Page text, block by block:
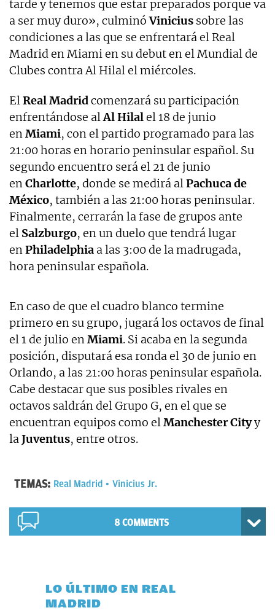
tarde y tenemos que estar preparados porque va
a ser muy duro», culminóVinicius sobre las
condiciones a las que se enfrentará el Real
Madrid en Miami en su debut en el Mundial de
Clubes contra Al Hilal el miércoles.
ElRealMadridcomenzará su participación
enfrentándose alAl Hilalel 18 de junio
enMiami, con el partido programado para las
21:00 horas en horario peninsular español. Su
segundo encuentro será el 21 de junio
enCharlotte, donde se medirá alPachuca de
México, también a las 21:00 horas peninsular.
Finalmente, cerrarán la fase de grupos ante
el Salzburgo, en un duelo que tendrá lugar
enPhiladelphia a las 3:00 de la madrugada,
hora peninsular española.
En caso de que el cuadro blanco termine
primero en su grupo, jugará los octavos de final
el 1 de julio enMiami. Si acaba en la segunda
posición, disputará esa ronda el 30 de junio en
Orlando, a las 21:00 horas peninsular española.
Cabe destacar que sus posibles rivales en
octavos saldrán del Grupo G, en el que se
encuentran equipos como elManchesterCityy
laJuventus, entre otros.
TEMAS: Real Madrid Vinicius Jr.
8 COMMENTS
LO ÚLTIMO EN REAL
MADRID